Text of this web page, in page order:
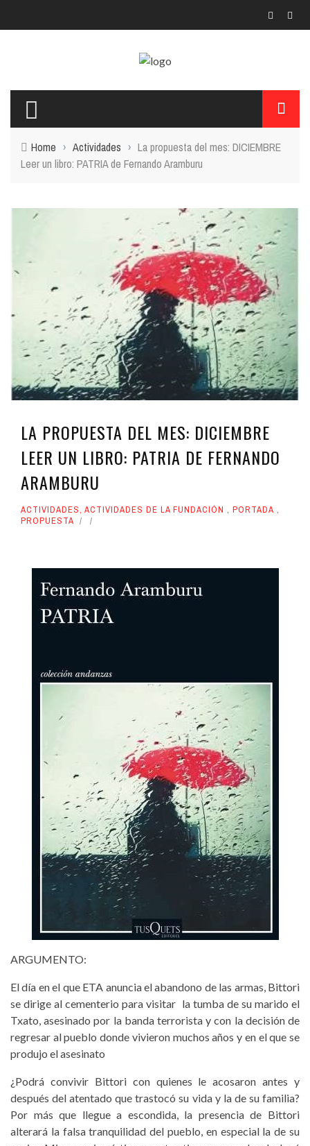
Home › Actividades › La propuesta del mes: DICIEMBRE
Leer un libro: PATRIA de Fernando Aramburu
LA PROPUESTA DEL MES: DICIEMBRE
LEER UN LIBRO: PATRIA DE FERNANDO
ARAMBURU
ACTIVIDADES, ACTIVIDADES DE LA FUNDACIÓN , PORTADA ,
PROPUESTA
ARGUMENTO:
El día en el que ETA anuncia el abandono de las armas, Bittori
se dirige al cementerio para visitar la tumba de su marido el
Txato, asesinado por la banda terrorista y con la decisión de
regresar al pueblo donde vivieron muchos años y en el que se
produjo el asesinato
¿Podrá convivir Bittori con quienes le acosaron antes y
después del atentado que trastocó su vida y la de su familia?
Por más que llegue a escondida, la presencia de Bittori
alterará la falsa tranquilidad del pueblo, en especial la de su